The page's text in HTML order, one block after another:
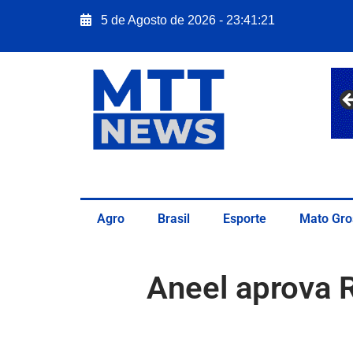
5 de Agosto de 2026 - 23:41:22
Agro Brasil Esporte Mato
Aneel aprova